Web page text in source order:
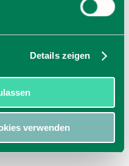
Details zeigen
verwenden